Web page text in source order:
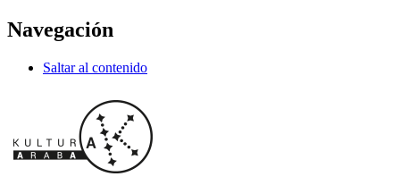
Navegación
Saltar al contenido